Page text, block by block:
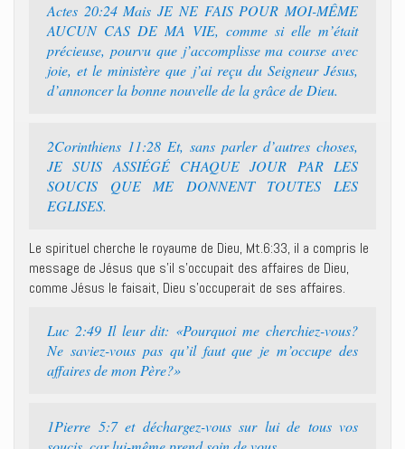
Actes 20:24 Mais JE NE FAIS POUR MOI-MÊME
AUCUN CAS DE MA VIE, comme si elle m’était
précieuse, pourvu que j’accomplisse ma course avec
joie, et le ministère que j’ai reçu du Seigneur Jésus,
d’annoncer la bonne nouvelle de la grâce de Dieu.
2Corinthiens 11:28 Et, sans parler d’autres choses,
JE SUIS ASSIÉGÉ CHAQUE JOUR PAR LES
SOUCIS QUE ME DONNENT TOUTES LES
EGLISES.
Le spirituel cherche le royaume de Dieu, Mt.6:33, il a compris le
message de Jésus que s’il s’occupait des affaires de Dieu,
comme Jésus le faisait, Dieu s’occuperait de ses affaires.
Luc 2:49 Il leur dit: «Pourquoi me cherchiez-vous?
Ne saviez-vous pas qu’il faut que je m’occupe des
affaires de mon Père?»
1Pierre 5:7 et déchargez-vous sur lui de tous vos